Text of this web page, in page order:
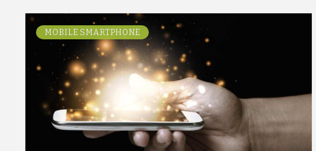
MOBILE SMARTPHONE